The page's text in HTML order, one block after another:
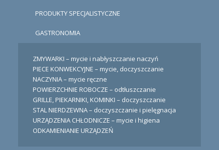
PRODUKTY SPECJALISTYCZNE
GASTRONOMIA
ZMYWARKI – mycie i nabłyszczanie naczyń
PIECE KONWEKCYJNE – mycie, doczyszczanie
NACZYNIA – mycie ręczne
POWIERZCHNIE ROBOCZE – odtłuszczanie
GRILLE, PIEKARNIKI, KOMINKI – doczyszczanie
STAL NIERDZEWNA – doczyszczanie i pielęgnacja
URZĄDZENIA CHŁODNICZE – mycie i higiena
ODKAMIENIANIE URZĄDZEŃ